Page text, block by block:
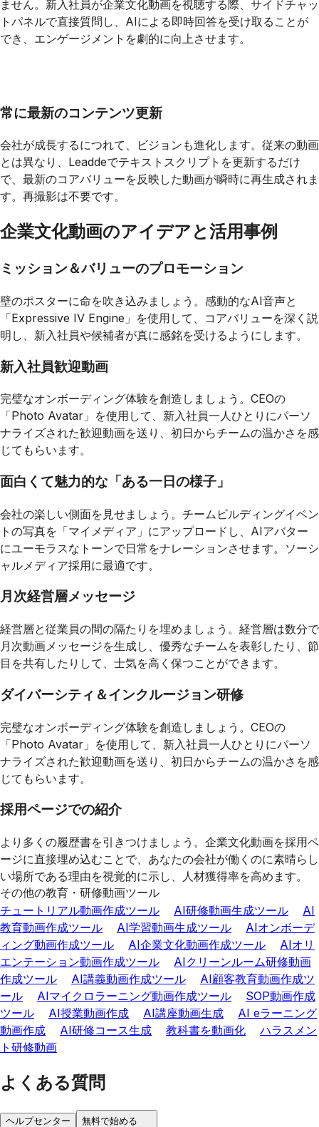
ません。新入社員が企業文化動画を視聴する際、サイドチャッ
トパネルで直接質問し、AIによる即時回答を受け取ることが
でき、エンゲージメントを劇的に向上させます。
常に最新のコンテンツ更新
会社が成長するにつれて、ビジョンも進化します。従来の動画
とは異なり、Leaddeでテキストスクリプトを更新するだけ
で、最新のコアバリューを反映した動画が瞬時に再生成されま
す。再撮影は不要です。
企業文化動画のアイデアと活用事例
ミッション＆バリューのプロモーション
壁のポスターに命を吹き込みましょう。感動的なAI音声と
「Expressive IV Engine」を使用して、コアバリューを深く説
明し、新入社員や候補者が真に感銘を受けるようにします。
新入社員歓迎動画
完璧なオンボーディング体験を創造しましょう。CEOの
「Photo Avatar」を使用して、新入社員一人ひとりにパーソ
ナライズされた歓迎動画を送り、初日からチームの温かさを感
じてもらいます。
面白くて魅力的な「ある一日の様子」
会社の楽しい側面を見せましょう。チームビルディングイベン
トの写真を「マイメディア」にアップロードし、AIアバター
にユーモラスなトーンで日常をナレーションさせます。ソーシ
ャルメディア採用に最適です。
月次経営層メッセージ
経営層と従業員の間の隔たりを埋めましょう。経営層は数分で
月次動画メッセージを生成し、優秀なチームを表彰したり、節
目を共有したりして、士気を高く保つことができます。
ダイバーシティ＆インクルージョン研修
完璧なオンボーディング体験を創造しましょう。CEOの
「Photo Avatar」を使用して、新入社員一人ひとりにパーソ
ナライズされた歓迎動画を送り、初日からチームの温かさを感
じてもらいます。
採用ページでの紹介
より多くの履歴書を引きつけましょう。企業文化動画を採用ペ
ージに直接埋め込むことで、あなたの会社が働くのに素晴らし
い場所である理由を視覚的に示し、人材獲得率を高めます。
その他の教育・研修動画ツール
チュートリアル動画作成ツール AI研修動画生成ツール
AI
教育動画作成ツール
AI学習動画生成ツール
AIオンボーデ
ィング動画作成ツール
AI企業文化動画作成ツール
AIオリ
エンテーション動画作成ツール
AIクリーンルーム研修動画
作成ツール
AI講義動画作成ツール
AI顧客教育動画作成ツ
ール
AIマイクロラーニング動画作成ツール
SOP動画作成
ツール
AI授業動画作成 AI講座動画生成
AI eラーニング
動画作成
AI研修コース生成 教科書を動画化
ハラスメン
ト研修動画
よくある質問
ヘルプセンター 無料で始める